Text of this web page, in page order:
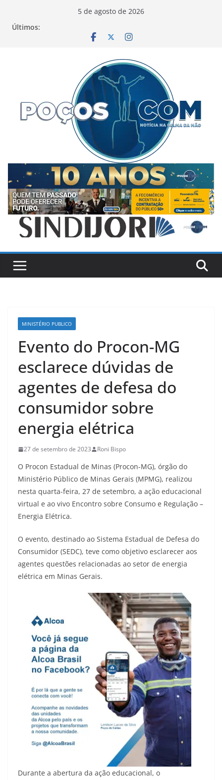
5 de agosto de 2026
Últimos:
MINISTÉRIO PUBLICO
Evento do Procon-MG
esclarece dúvidas de
agentes de defesa do
consumidor sobre
energia elétrica
27 de setembro de 2023 Roni Bispo
O Procon Estadual de Minas (Procon-MG), órgão do
Ministério Público de Minas Gerais (MPMG), realizou
nesta quarta-feira, 27 de setembro, a ação educacional
virtual e ao vivo Encontro sobre Consumo e Regulação –
Energia Elétrica.
O evento, destinado ao Sistema Estadual de Defesa do
Consumidor (SEDC), teve como objetivo esclarecer aos
agentes questões relacionadas ao setor de energia
elétrica em Minas Gerais.
Durante a abertura da ação educacional, o